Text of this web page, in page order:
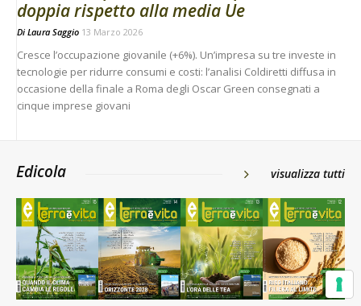
doppia rispetto alla media Ue
Di Laura Saggio 13 Marzo 2026
Cresce l’occupazione giovanile (+6%). Un’impresa su tre investe in
tecnologie per ridurre consumi e costi: l’analisi Coldiretti diffusa in
occasione della finale a Roma degli Oscar Green consegnati a
cinque imprese giovani
Edicola visualizza tutti